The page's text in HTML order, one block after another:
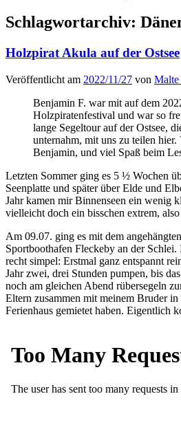
Schlagwortarchiv:
Holzpirat Akula auf der Ostsee
Veröffentlicht am 2022/11/27 von
Benjamin F. war mit auf dem
Holzpiratenfestival und war so
lange Segeltour auf der Ostsee,
unternahm, mit uns zu teilen
Benjamin, und viel Spaß beim
Letzten Sommer ging es 5 ½ Wochen
Seenplatte und später über Elde und
Jahr kamen mir Binnenseen ein wenig
vielleicht doch ein bisschen extrem,
Am 09.07. ging es mit dem
Sportboothafen Fleckeby an der
recht simpel: Erstmal ganz entspannt
Jahr zwei, drei Stunden pumpen, bis
noch am gleichen Abend rübersegeln
Eltern zusammen mit meinem Bruder
Ferienhaus gemietet haben. Eigentlich